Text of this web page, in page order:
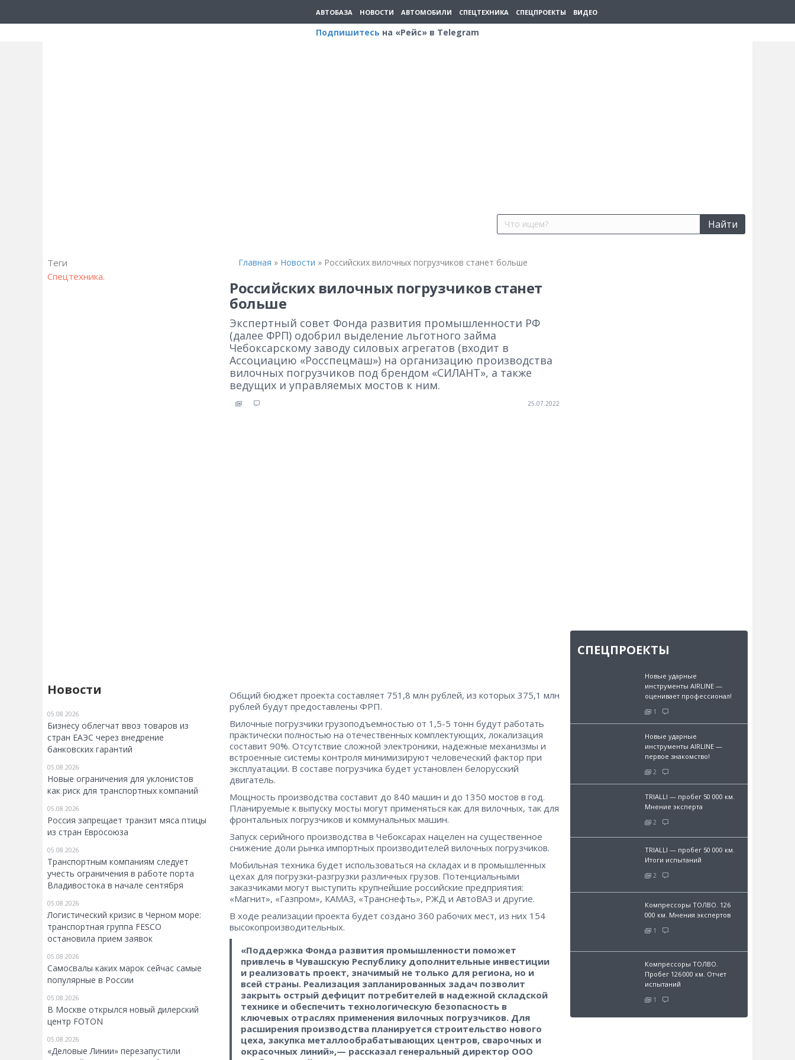
АВТОБАЗА НОВОСТИ АВТОМОБИЛИ СПЕЦТЕХНИКА СПЕЦПРОЕКТЫ ВИДЕО
Подпишитесь на «Рейс» в Telegram
Найти
Теги
Спецтехника.
Новости
05.08.2026
Бизнесу облегчат ввоз товаров из
стран ЕАЭС через внедрение
банковских гарантий
05.08.2026
Новые ограничения для уклонистов
как риск для транспортных компаний
05.08.2026
Россия запрещает транзит мяса птицы
из стран Евросоюза
05.08.2026
Транспортным компаниям следует
учесть ограничения в работе порта
Владивостока в начале сентября
05.08.2026
Логистический кризис в Черном море:
транспортная группа FESCO
остановила прием заявок
05.08.2026
Самосвалы каких марок сейчас самые
популярные в России
05.08.2026
В Москве открылся новый дилерский
центр FOTON
05.08.2026
«Деловые Линии» перезапустили
Главная » Новости » Российских вилочных погрузчиков станет больше
Российских вилочных погрузчиков станет
больше
Экспертный совет Фонда развития промышленности РФ
(далее ФРП) одобрил выделение льготного займа
Чебоксарскому заводу силовых агрегатов (входит в
Ассоциацию «Росспецмаш») на организацию производства
вилочных погрузчиков под брендом «СИЛАНТ», а также
ведущих и управляемых мостов к ним.
25.07.2022
Общий бюджет проекта составляет 751,8 млн рублей, из которых 375,1 млн
рублей будут предоставлены ФРП.
Вилочные погрузчики грузоподъемностью от 1,5-5 тонн будут работать
практически полностью на отечественных комплектующих, локализация
составит 90%. Отсутствие сложной электроники, надежные механизмы и
встроенные системы контроля минимизируют человеческий фактор при
эксплуатации. В составе погрузчика будет установлен белорусский
двигатель.
Мощность производства составит до 840 машин и до 1350 мостов в год.
Планируемые к выпуску мосты могут применяться как для вилочных, так для
фронтальных погрузчиков и коммунальных машин.
Запуск серийного производства в Чебоксарах нацелен на существенное
снижение доли рынка импортных производителей вилочных погрузчиков.
Мобильная техника будет использоваться на складах и в промышленных
цехах для погрузки-разгрузки различных грузов. Потенциальными
заказчиками могут выступить крупнейшие российские предприятия:
«Магнит», «Газпром», КАМАЗ, «Транснефть», РЖД и АвтоВАЗ и другие.
В ходе реализации проекта будет создано 360 рабочих мест, из них 154
высокопроизводительных.
«Поддержка Фонда развития промышленности поможет
привлечь в Чувашскую Республику дополнительные инвестиции
и реализовать проект, значимый не только для региона, но и
всей страны. Реализация запланированных задач позволит
закрыть острый дефицит потребителей в надежной складской
технике и обеспечить технологическую безопасность в
ключевых отраслях применения вилочных погрузчиков. Для
расширения производства планируется строительство нового
цеха, закупка металлообрабатывающих центров, сварочных и
окрасочных линий»,— рассказал генеральный директор ООО
СПЕЦПРОЕКТЫ
Новые ударные
инструменты AIRLINE —
оценивает профессионал!
1
Новые ударные
инструменты AIRLINE —
первое знакомство!
2
TRIALLI — пробег 50 000 км.
Мнение эксперта
2
TRIALLI — пробег 50 000 км.
Итоги испытаний
2
Компрессоры ТОЛВО. 126
000 км. Мнения экспертов
1
Компрессоры ТОЛВО.
Пробег 126 000 км. Отчет
испытаний
1